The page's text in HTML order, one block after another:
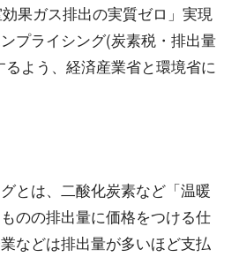
効果ガス排出の実質ゼロ」実現
プライシング(炭素税・排出量
よう、経済産業省と環境省に
とは、二酸化炭素など「温暖
のの排出量に価格をつける仕
などは排出量が多いほど支払